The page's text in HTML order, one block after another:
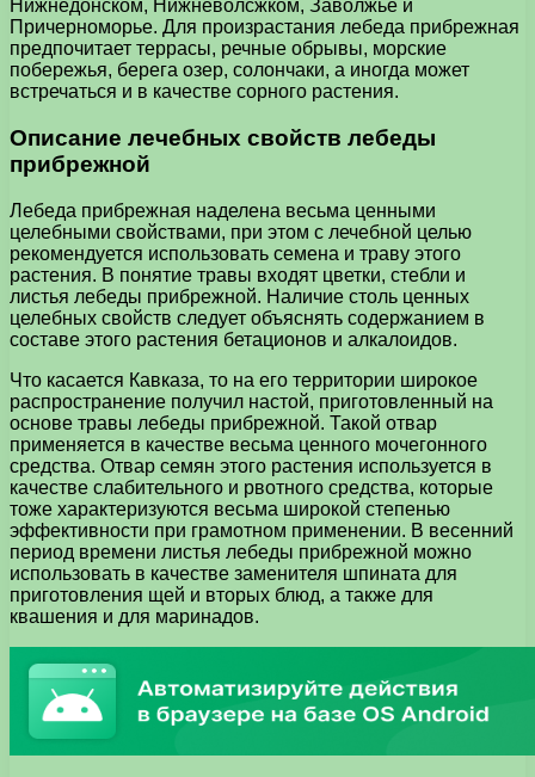
Нижнедонском, Нижневолсжком, Заволжье и
Причерноморье. Для произрастания лебеда прибрежная
предпочитает террасы, речные обрывы, морские
побережья, берега озер, солончаки, а иногда может
встречаться и в качестве сорного растения.
Описание лечебных свойств лебеды
прибрежной
Лебеда прибрежная наделена весьма ценными
целебными свойствами, при этом с лечебной целью
рекомендуется использовать семена и траву этого
растения. В понятие травы входят цветки, стебли и
листья лебеды прибрежной. Наличие столь ценных
целебных свойств следует объяснять содержанием в
составе этого растения бетационов и алкалоидов.
Что касается Кавказа, то на его территории широкое
распространение получил настой, приготовленный на
основе травы лебеды прибрежной. Такой отвар
применяется в качестве весьма ценного мочегонного
средства. Отвар семян этого растения используется в
качестве слабительного и рвотного средства, которые
тоже характеризуются весьма широкой степенью
эффективности при грамотном применении. В весенний
период времени листья лебеды прибрежной можно
использовать в качестве заменителя шпината для
приготовления щей и вторых блюд, а также для
квашения и для маринадов.